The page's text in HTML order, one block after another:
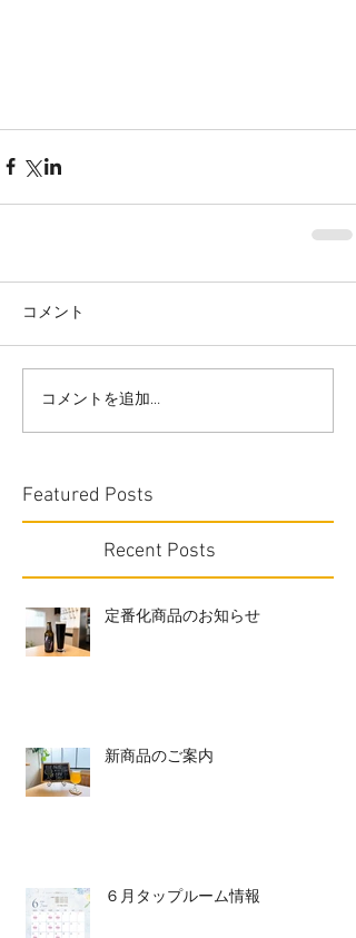
コメント
コメントを追加…
Featured Posts
Recent Posts
定番化商品のお知らせ
新商品のご案内
６月タップルーム情報